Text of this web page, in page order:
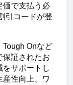
価で支払う必
引コードが登
Tough Onなど
保証されたお
サポートし
産性向上、ワ